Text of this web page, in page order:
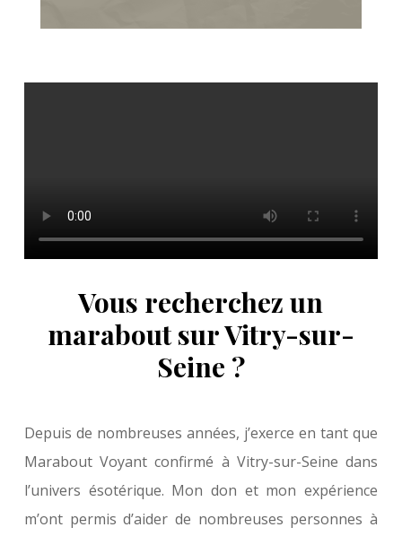
Vous recherchez un
marabout sur Vitry-sur-
Seine ?
Depuis de nombreuses années, j’exerce en tant que
Marabout Voyant confirmé à Vitry-sur-Seine dans
l’univers ésotérique. Mon don et mon expérience
m’ont permis d’aider de nombreuses personnes à